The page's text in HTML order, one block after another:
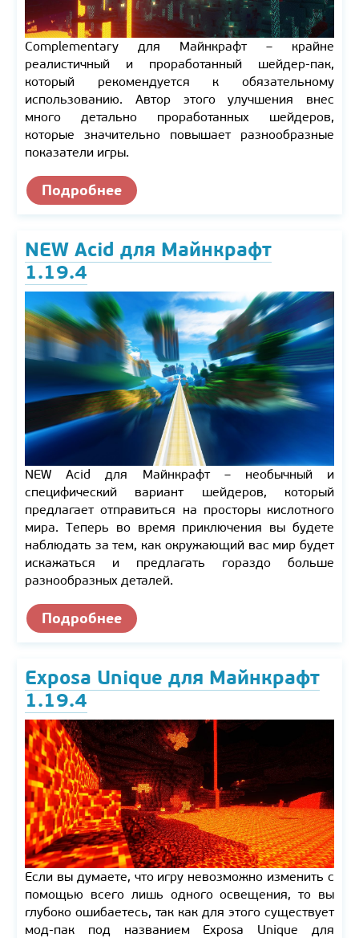
Complementary для Майнкрафт – крайне
реалистичный и проработанный шейдер-пак,
который рекомендуется к обязательному
использованию. Автор этого улучшения внес
много детально проработанных шейдеров,
которые значительно повышает разнообразные
показатели игры.
Подробнее
NEW Acid для Майнкрафт
1.19.4
NEW Acid для Майнкрафт – необычный и
специфический вариант шейдеров, который
предлагает отправиться на просторы кислотного
мира. Теперь во время приключения вы будете
наблюдать за тем, как окружающий вас мир будет
искажаться и предлагать гораздо больше
разнообразных деталей.
Подробнее
Exposa Unique для Майнкрафт
1.19.4
Если вы думаете, что игру невозможно изменить с
помощью всего лишь одного освещения, то вы
глубоко ошибаетесь, так как для этого существует
мод-пак под названием Exposa Unique для